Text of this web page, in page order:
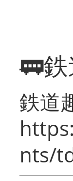
🚃
鉄道
nts/